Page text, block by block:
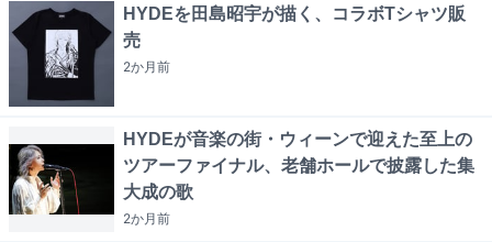
HYDEを田島昭宇が描く、コラボTシャツ販
売
2か月前
HYDEが音楽の街・ウィーンで迎えた至上の
ツアーファイナル、老舗ホールで披露した集
大成の歌
2か月前